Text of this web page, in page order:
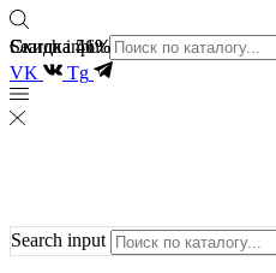
Search input
VK Tg
Search input
Скидка 46%
Скидка 51%